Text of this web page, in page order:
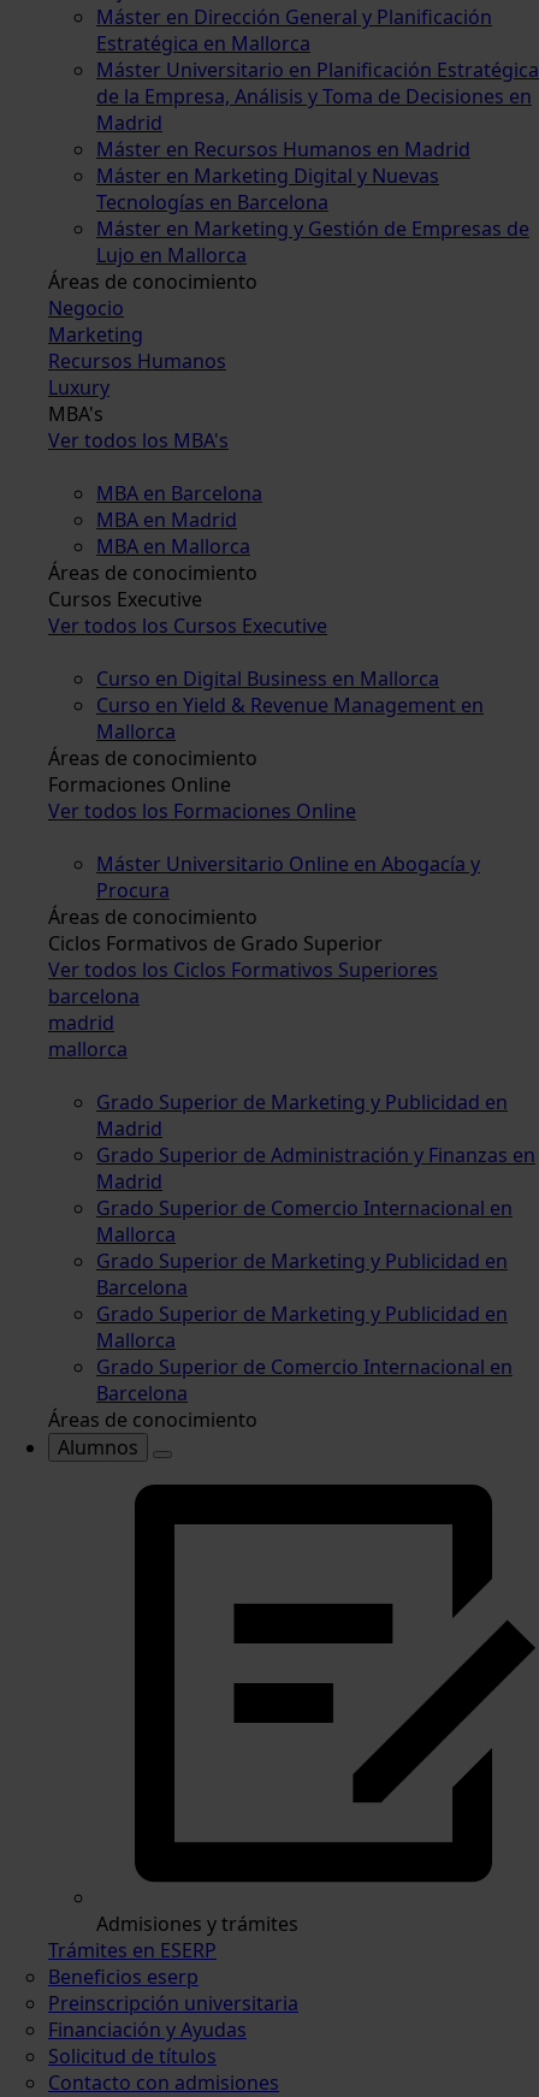
Máster en Dirección General y Planificación
Estratégica en Mallorca
Máster Universitario en Planificación Estratégica
de la Empresa, Análisis y Toma de Decisiones en
Madrid
Máster en Recursos Humanos en Madrid
Máster en Marketing Digital y Nuevas
Tecnologías en Barcelona
Máster en Marketing y Gestión de Empresas de
Lujo en Mallorca
Áreas de conocimiento
Negocio
Marketing
Recursos Humanos
Luxury
MBA's
Ver todos los MBA's
MBA en Barcelona
MBA en Madrid
MBA en Mallorca
Áreas de conocimiento
Cursos Executive
Ver todos los Cursos Executive
Curso en Digital Business en Mallorca
Curso en Yield & Revenue Management en
Mallorca
Áreas de conocimiento
Formaciones Online
Ver todos los Formaciones Online
Máster Universitario Online en Abogacía y
Procura
Áreas de conocimiento
Ciclos Formativos de Grado Superior
Ver todos los Ciclos Formativos Superiores
barcelona
madrid
mallorca
Grado Superior de Marketing y Publicidad en
Madrid
Grado Superior de Administración y Finanzas en
Madrid
Grado Superior de Comercio Internacional en
Mallorca
Grado Superior de Marketing y Publicidad en
Barcelona
Grado Superior de Marketing y Publicidad en
Mallorca
Grado Superior de Comercio Internacional en
Barcelona
Áreas de conocimiento
Alumnos
Admisiones y trámites
Trámites en ESERP
Beneficios eserp
Preinscripción universitaria
Financiación y Ayudas
Solicitud de títulos
Contacto con admisiones